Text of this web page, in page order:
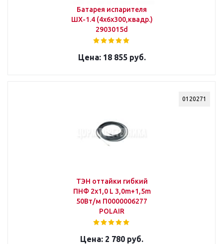
Батарея испарителя
ШХ-1.4 (4х6х300,квадр.)
2903015d
18 855 руб.
0120271
ТЭН оттайки гибкий
ПНФ 2х1,0 L 3,0m+1,5m
50Вт/м П0000006277
POLAIR
2 780 руб.